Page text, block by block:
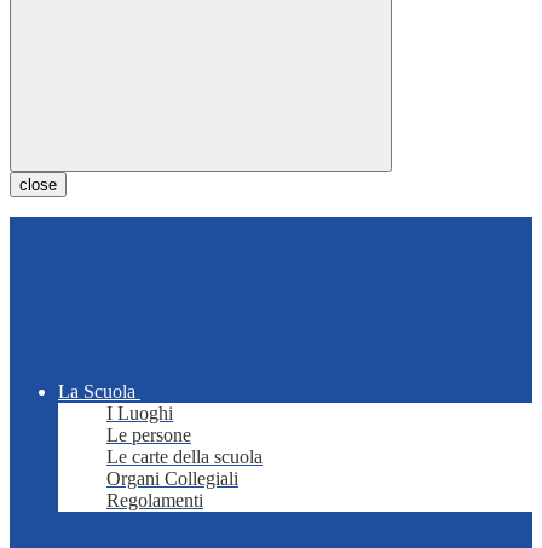
close
La Scuola
I Luoghi
Le persone
Le carte della scuola
Organi Collegiali
Regolamenti